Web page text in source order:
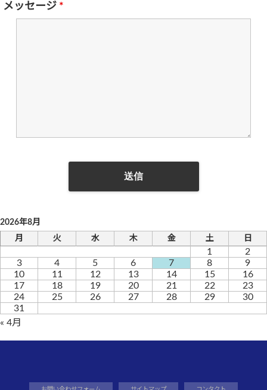
メッセージ *
2026年8月
月
火 水 木 金 土 日
1
2
3
4 5 6 7 8
9
10
11 12 13 14 15
16
17
18 19 20 21 22
23
24
25 26 27 28 29
30
31
« 4月